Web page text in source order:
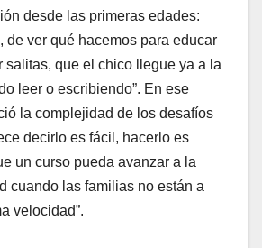
desde las primeras edades:
de ver qué hacemos para educar
salitas, que el chico llegue ya a la
leer o escribiendo”. En ese
la complejidad de los desafíos
decirlo es fácil, hacerlo es
un curso pueda avanzar a la
cuando las familias no están a
velocidad”.